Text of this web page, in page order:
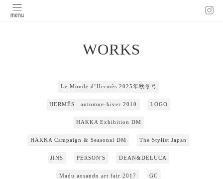
WORKS
Le Monde d’Hermès 2025年秋冬号
HERMĒS automne-hiver 2010 LOGO
HAKKA Exhibition DM
HAKKA Campaign & Seasonal DM The Stylist Japan
JINS PERSON'S DEAN&DELUCA
Madu aosando art fair 2017 GC